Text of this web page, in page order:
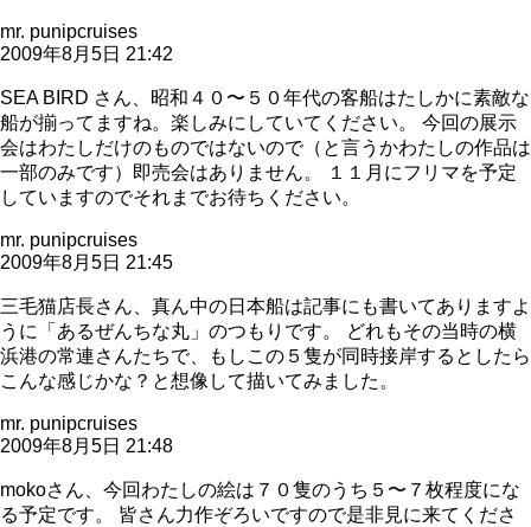
mr. punipcruises
2009年8月5日 21:42
SEA BIRD さん、昭和４０〜５０年代の客船はたしかに素敵な
船が揃ってますね。楽しみにしていてください。 今回の展示
会はわたしだけのものではないので（と言うかわたしの作品は
一部のみです）即売会はありません。 １１月にフリマを予定
していますのでそれまでお待ちください。
mr. punipcruises
2009年8月5日 21:45
三毛猫店長さん、真ん中の日本船は記事にも書いてありますよ
うに「あるぜんちな丸」のつもりです。 どれもその当時の横
浜港の常連さんたちで、もしこの５隻が同時接岸するとしたら
こんな感じかな？と想像して描いてみました。
mr. punipcruises
2009年8月5日 21:48
mokoさん、今回わたしの絵は７０隻のうち５〜７枚程度にな
る予定です。 皆さん力作ぞろいですので是非見に来てくださ